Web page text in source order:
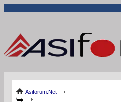
Asiforum.Net